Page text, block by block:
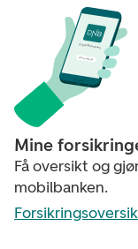
DNBMobilbank
Download
Mine
Få oversikt og
mobilbanken.